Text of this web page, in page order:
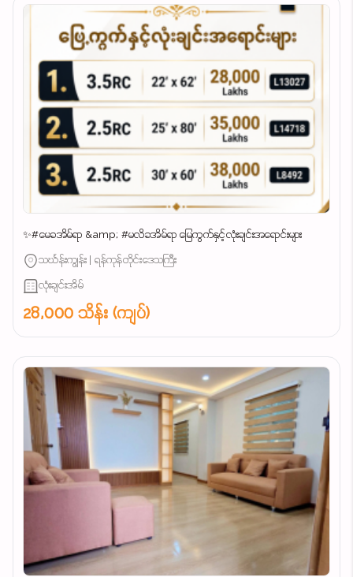
✨#မေခအိမ်ရာ &amp; #မလိခအိမ်ရာ မြေကွက်နှင့်လုံးချင်းအရောင်းများ
သင်္ဃန်းကျွန်း | ရန်ကုန်တိုင်းဒေသကြီး
လုံးချင်းအိမ်
28,000 သိန်း (ကျပ်)